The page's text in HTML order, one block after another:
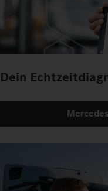
Dein